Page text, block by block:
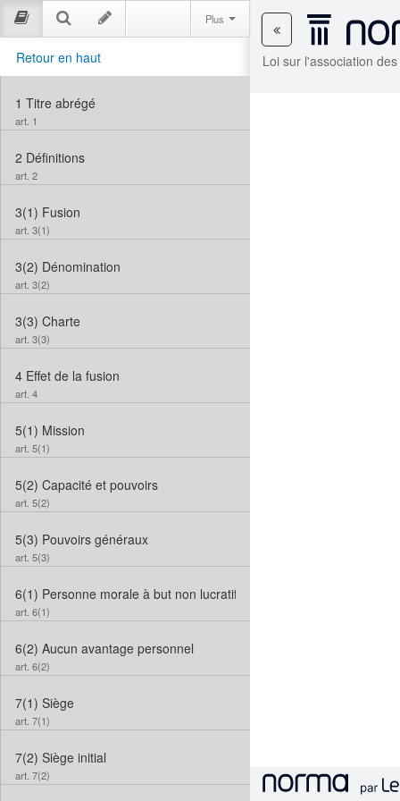
Loi sur l'association
Plus
Retour en haut
1 Titre abrégé
art. 1
2 Définitions
art. 2
3(1) Fusion
art. 3(1)
3(2) Dénomination
art. 3(2)
3(3) Charte
art. 3(3)
4 Effet de la fusion
art. 4
5(1) Mission
art. 5(1)
5(2) Capacité et pouvoirs
art. 5(2)
5(3) Pouvoirs généraux
art. 5(3)
6(1) Personne morale à but non lucratif
art. 6(1)
6(2) Aucun avantage personnel
art. 6(2)
7(1) Siège
art. 7(1)
7(2) Siège initial
art. 7(2)